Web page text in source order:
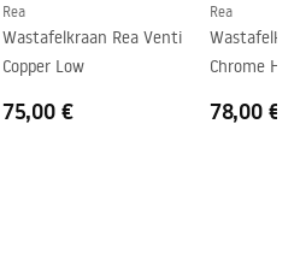
5 jaar
_5.pdf
Rea
Wastafelkraan Rea Venti
Copper Low
75,00 €
Rea
Chrome High
78,00 €